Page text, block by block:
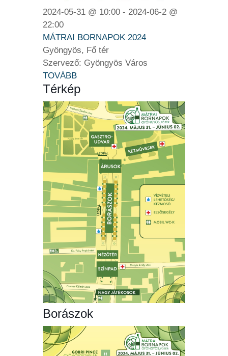
2024-05-31 @ 10:00 - 2024-06-2 @
22:00
MÁTRAI BORNAPOK 2024
Gyöngyös, Fő tér
Szervező: Gyöngyös Város
TOVÁBB
Térkép
Borászok